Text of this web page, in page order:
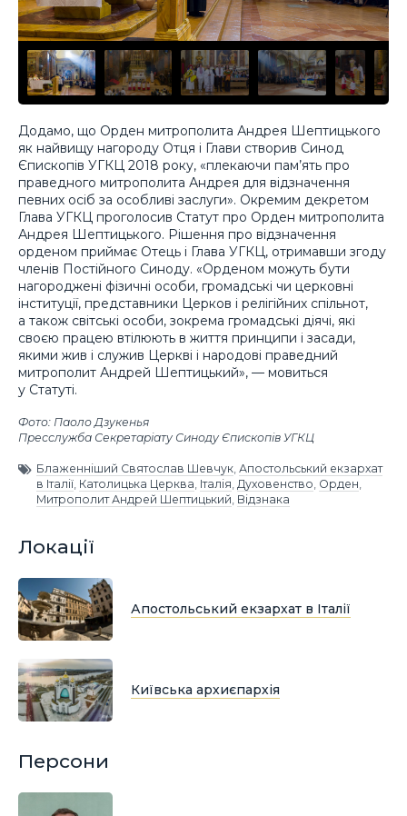
Додамо, що Орден митрополита Андрея Шептицького
як найвищу нагороду Отця і Глави створив Синод
Єпископів УГКЦ 2018 року, «плекаючи пам’ять про
праведного митрополита Андрея для відзначення
певних осіб за особливі заслуги». Окремим декретом
Глава УГКЦ проголосив Статут про Орден митрополита
Андрея Шептицького. Рішення про відзначення
орденом приймає Отець і Глава УГКЦ, отримавши згоду
членів Постійного Синоду. «Орденом можуть бути
нагороджені фізичні особи, громадські чи церковні
інституції, представники Церков і релігійних спільнот,
а також світські особи, зокрема громадські діячі, які
своєю працею втілюють в життя принципи і засади,
якими жив і служив Церкві і народові праведний
митрополит Андрей Шептицький», — мовиться
у Статуті.
Фото: Паоло Дзукенья
Пресслужба Секретаріату Синоду Єпископів УГКЦ
Блаженніший Святослав Шевчук Апостольський екзархат
в Італії Католицька Церква Італія Духовенство Орден
Митрополит Андрей Шептицький Відзнака
Локації
Апостольський екзархат в Італії
Київська архиєпархія
Персони